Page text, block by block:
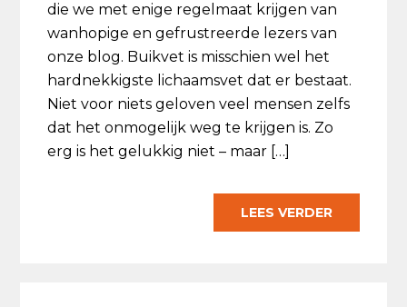
die we met enige regelmaat krijgen van
wanhopige en gefrustreerde lezers van
onze blog. Buikvet is misschien wel het
hardnekkigste lichaamsvet dat er bestaat.
Niet voor niets geloven veel mensen zelfs
dat het onmogelijk weg te krijgen is. Zo
erg is het gelukkig niet – maar […]
LEES VERDER